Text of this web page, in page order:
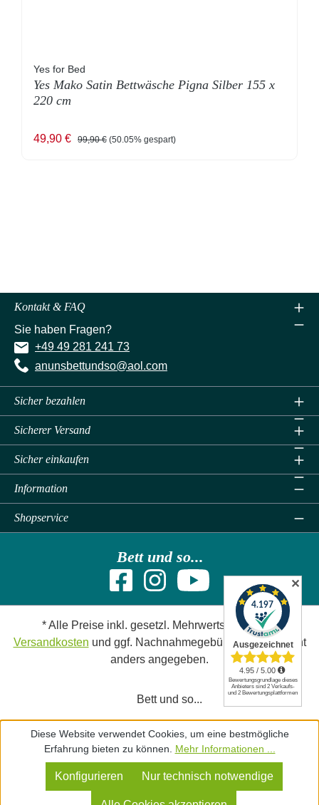
Yes for Bed
Yes Mako Satin Bettwäsche Pigna Silber 155 x
220 cm
Verkaufspreis:
49,90 € Regulärer Preis:
99,90 € (50.05% gespart)
Kontakt & FAQ
Sie haben Fragen?
+49 49 281 241 73
anunsbettundso@aol.com
Sicher bezahlen
Sicherer Versand
Sicher einkaufen
Bett und so...
Information
Shopservice
* Alle Preise inkl. gesetzl. Mehrwertsteuer zzgl.
Versandkosten und ggf. Nachnahmegebühren, wenn nicht
anders angegeben.
Bett und so...
Diese Website verwendet Cookies, um eine bestmögliche
Erfahrung bieten zu können. Mehr Informationen ...
Nur technisch notwendige
Konfigurieren
✕